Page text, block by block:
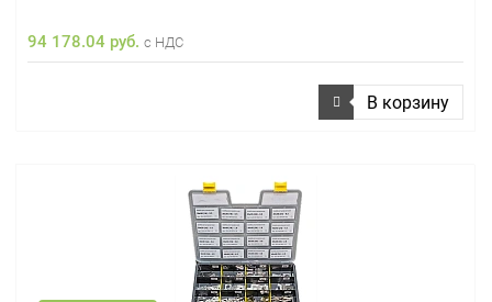
94 178.04 руб. с НДС
В корзину